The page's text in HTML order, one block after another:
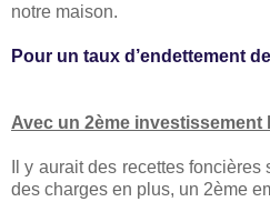
notre maison.
Pour un taux d’endettement
Avec un 2ème investissement
Il y aurait des recettes
des charges en plus, un 2ème